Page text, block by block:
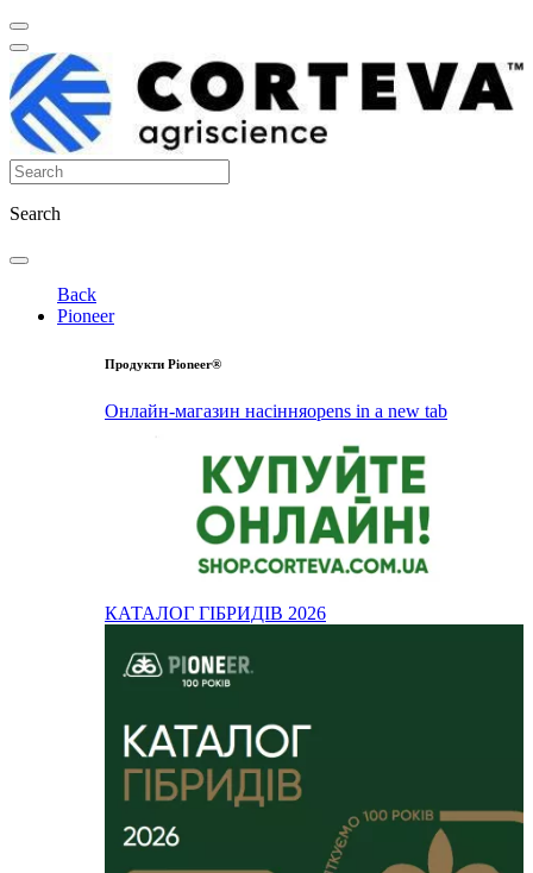
Search
Back
Pioneer
Продукти Pioneer®
Онлайн-магазин насінняopens in a new tab
КАТАЛОГ ГІБРИДІВ 2026